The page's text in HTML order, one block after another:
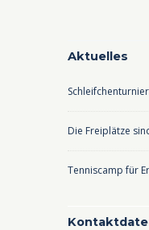
Aktuelles
Die Freiplätze
Tenniscamp für